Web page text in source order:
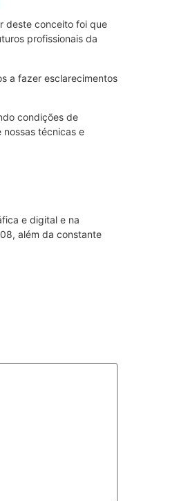
deste conceito foi que
profissionais da
a fazer esclarecimentos
condições de
técnicas e
e digital e na
além da constante